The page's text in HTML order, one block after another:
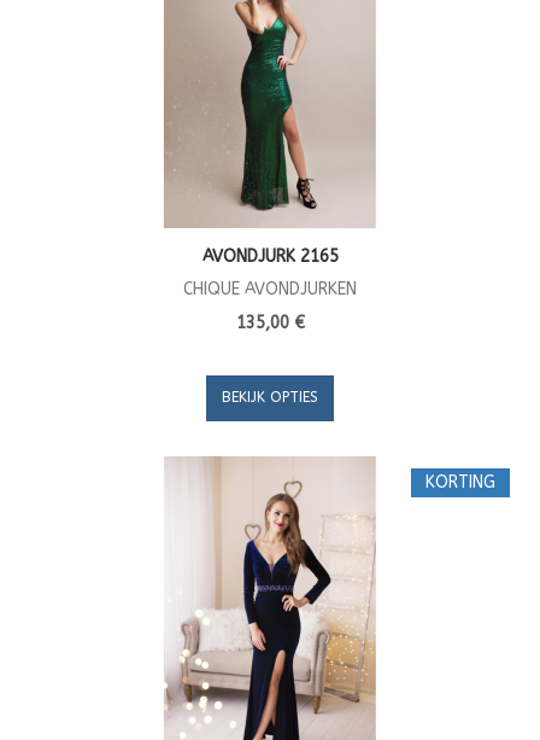
AVONDJURK 2165
CHIQUE AVONDJURKEN
135,00 €
BEKIJK OPTIES
KORTING